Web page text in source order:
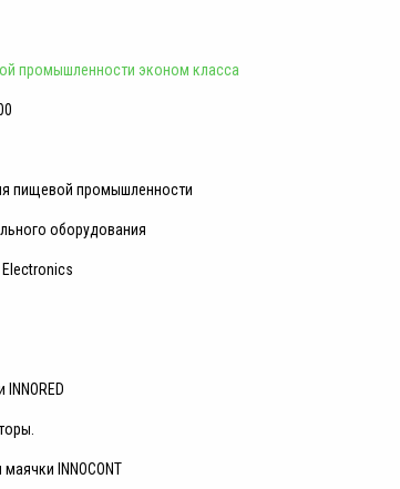
промышленности эконом класса
пищевой промышленности
оборудования
INNOCONT